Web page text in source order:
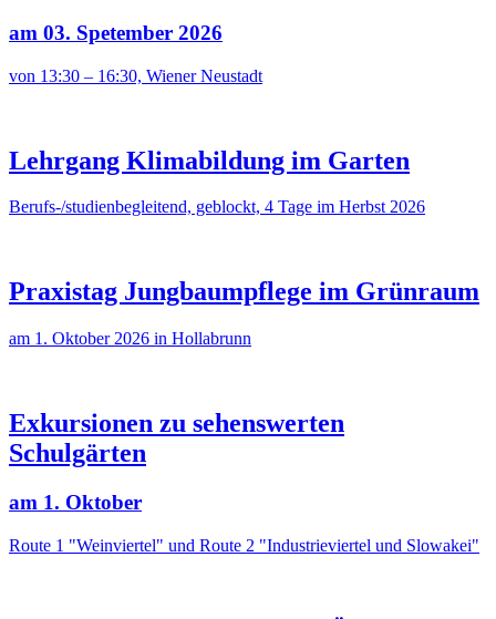
am 03. Spetember 2026
von 13:30 – 16:30, Wiener Neustadt
Lehrgang Klimabildung im Garten
Berufs-/studienbegleitend, geblockt, 4 Tage im Herbst 2026
Praxistag Jungbaumpflege im Grünraum
am 1. Oktober 2026 in Hollabrunn
Exkursionen zu sehenswerten
Schulgärten
am 1. Oktober
Route 1 "Weinviertel" und Route 2 "Industrieviertel und Slowakei"